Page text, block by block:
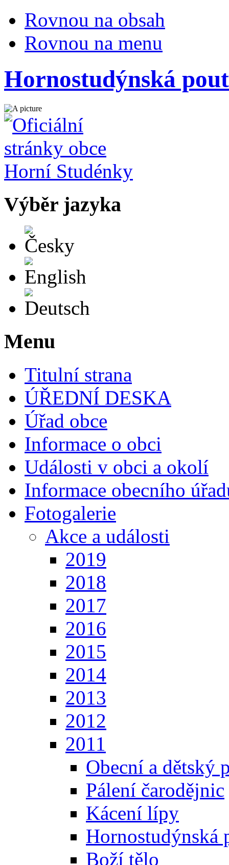
Rovnou na obsah
Rovnou na menu
Hornostudýnská
Výběr jazyka
Menu
Titulní strana
ÚŘEDNÍ DESKA
Úřad obce
Informace o obci
Události v obci a okolí
Informace obecního
Fotogalerie
Akce a události
2019
2018
2017
2016
2015
2014
2013
2012
2011
Obecní a dětský
Pálení čarodějnic
Kácení lípy
Hornostudýnská
Boží tělo